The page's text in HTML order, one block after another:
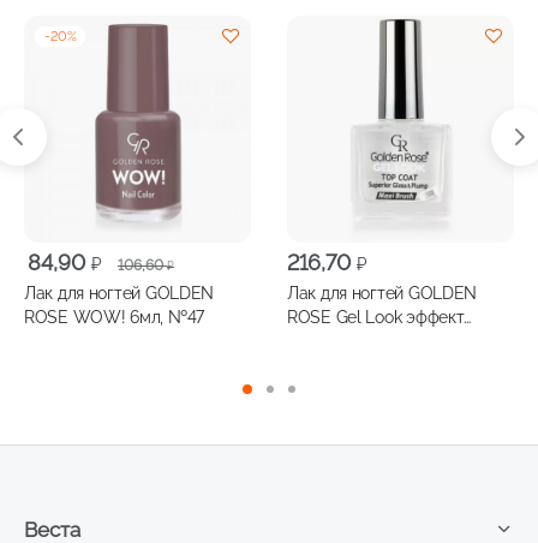
-20%
106,60₽
Первоначальная
цена
составляла
84,90 ₽
Текущая
цена:
84,90 ₽.
Лак для ногтей GOLDEN
ROSE WOW! 6мл, №47
216,70 ₽
Лак для ногтей GOLDEN
ROSE Gel Look эффект
Веста